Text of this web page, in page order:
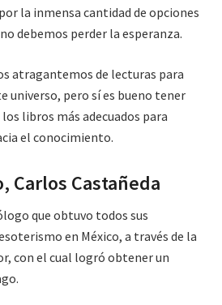
la inmensa cantidad de opciones
debemos perder la esperanza.
atragantemos de lecturas para
universo, pero sí es bueno tener
libros más adecuados para
el conocimiento.
Carlos Castañeda
que obtuvo todos sus
en México, a través de la
con el cual logró obtener un